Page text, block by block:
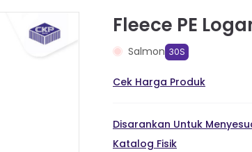
Fleece PE
Salmon 30S
Cek Harga Produk
Disarankan Untuk
Katalog Fisik